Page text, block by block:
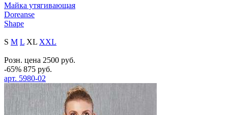
Майка утягивающая
Doreanse
Shape
S M L XL XXL
Розн. цена 2500 руб.
-65% 875 руб.
арт. 5980-02